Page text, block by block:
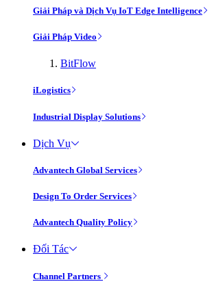
Giải Pháp và Dịch Vụ IoT Edge Intelligence
Giải Pháp Video
BitFlow
iLogistics
Industrial Display Solutions
Dịch Vụ
Advantech Global Services
Design To Order Services
Advantech Quality Policy
Đối Tác
Channel Partners